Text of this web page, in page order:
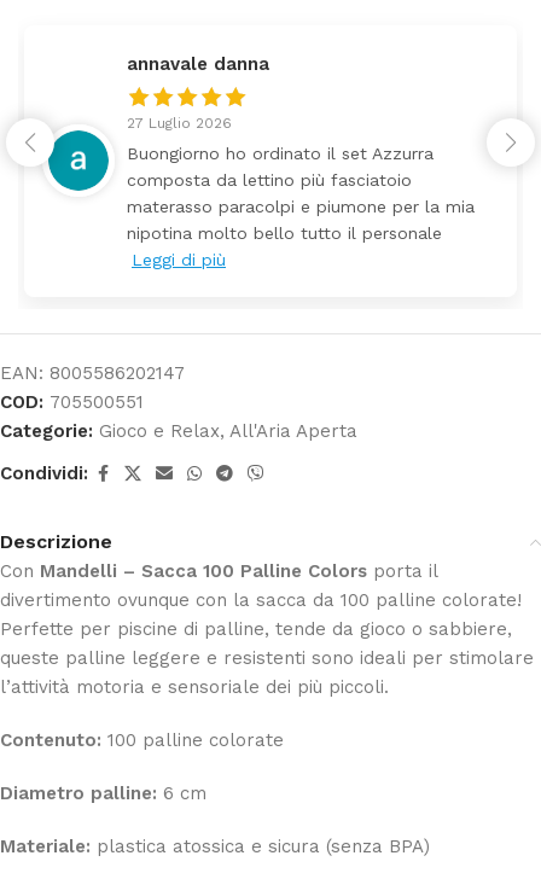
federica
24 Luglio 2026
Tutti perfetto! Ho ordinato un lettino
arrivato ben imballato dopo pochi
Prezzo ottimi rispetto la concorrenza
EAN: 8005586202147
COD: 705500551
Categorie: Gioco e Relax, All'Aria Aperta
Condividi:
Descrizione
Con Mandelli – Sacca 100 Palline Colors porta il
divertimento ovunque con la sacca da 100 palline colorate!
Perfette per piscine di palline, tende da gioco o sabbiere,
queste palline leggere e resistenti sono ideali per stimolare
l’attività motoria e sensoriale dei più piccoli.
Contenuto: 100 palline colorate
Diametro palline: 6 cm
Materiale: plastica atossica e sicura (senza BPA)